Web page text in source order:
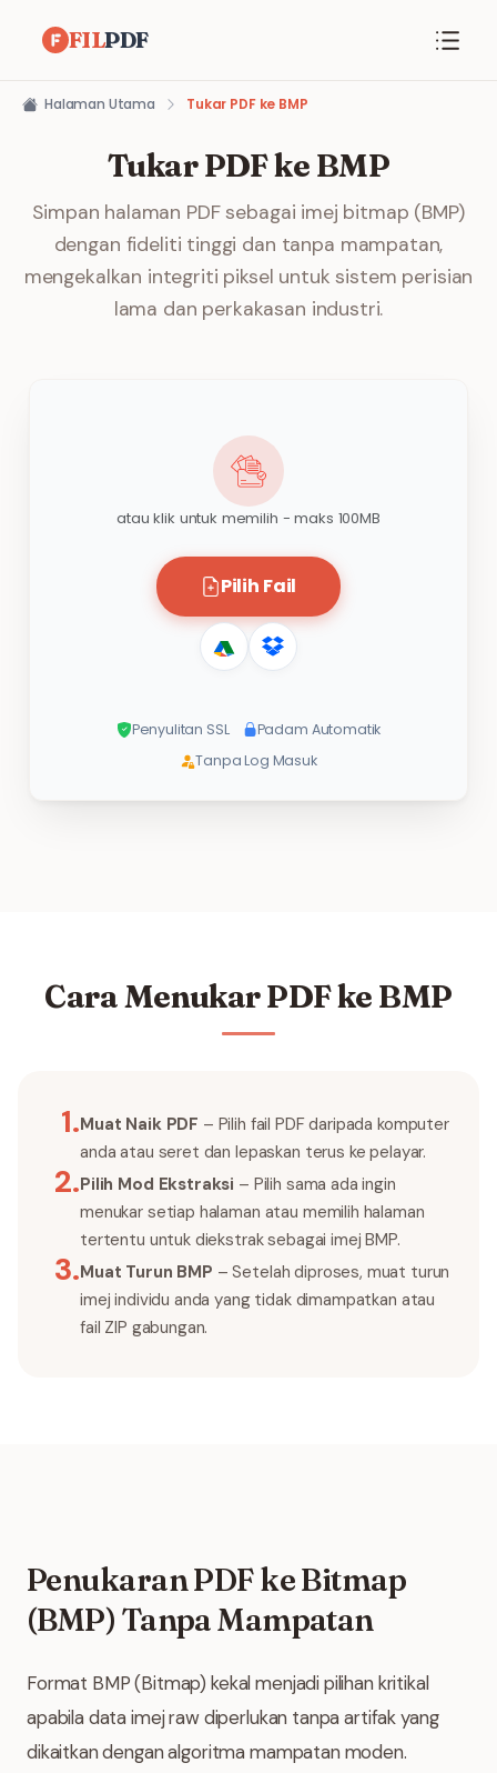
FILPDF
Halaman Utama Tukar PDF ke BMP
Tukar PDF ke BMP
Simpan halaman PDF sebagai imej bitmap (BMP)
dengan fideliti tinggi dan tanpa mampatan,
mengekalkan integriti piksel untuk sistem perisian
lama dan perkakasan industri.
atau klik untuk memilih - maks 100MB
Pilih Fail
Penyulitan SSL
Padam Automatik
Tanpa Log Masuk
Cara Menukar PDF ke BMP
1.Muat Naik PDF – Pilih fail PDF daripada komputer
anda atau seret dan lepaskan terus ke pelayar.
2.Pilih Mod Ekstraksi – Pilih sama ada ingin
menukar setiap halaman atau memilih halaman
tertentu untuk diekstrak sebagai imej BMP.
3.Muat Turun BMP – Setelah diproses, muat turun
imej individu anda yang tidak dimampatkan atau
fail ZIP gabungan.
Penukaran PDF ke Bitmap
(BMP) Tanpa Mampatan
Format BMP (Bitmap) kekal menjadi pilihan kritikal
apabila data imej raw diperlukan tanpa artifak yang
dikaitkan dengan algoritma mampatan moden.